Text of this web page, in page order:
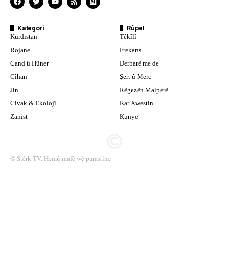
Kategorî
Kurdistan
Rojane
Çand û Hûner
Cîhan
Jin
Civak & Ekolojî
Zanist
Rûpel
Têkîlî
Frekans
Derbarê me de
Şert û Merc
Rêgezên Malperê
Kar Xwestin
Kunye
© Stêrk TV. Hemû mafê wê parastîne